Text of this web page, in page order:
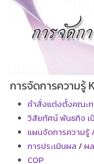
การจัดการความรู้
คำสั่งแต่งตั้งคณะ
วิสัยทัศน์ พันธกิจ เ
แผนจัดการความรู้
การประเมินผล /ผ
COP